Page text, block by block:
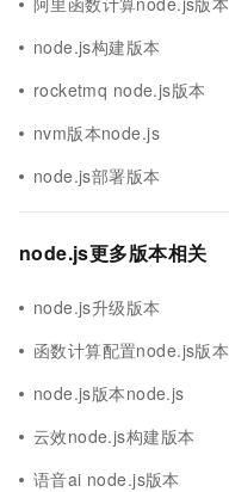
node.js构建版本
rocketmq node.js版本
nvm版本node.js
node.js部署版本
node.js更多版本相关
node.js升级版本
函数计算配置node.js版本
node.js版本node.js
云效node.js构建版本
语音ai node.js版本